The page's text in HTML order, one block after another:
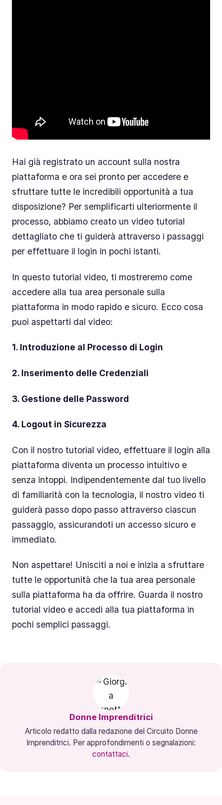
Hai già registrato un account sulla nostra
piattaforma e ora sei pronto per accedere e
sfruttare tutte le incredibili opportunità a tua
disposizione? Per semplificarti ulteriormente il
processo, abbiamo creato un video tutorial
dettagliato che ti guiderà attraverso i passaggi
per effettuare il login in pochi istanti.
In questo tutorial video, ti mostreremo come
accedere alla tua area personale sulla
piattaforma in modo rapido e sicuro. Ecco cosa
puoi aspettarti dal video:
1. Introduzione al Processo di Login
2. Inserimento delle Credenziali
3. Gestione delle Password
4. Logout in Sicurezza
Con il nostro tutorial video, effettuare il login alla
piattaforma diventa un processo intuitivo e
senza intoppi. Indipendentemente dal tuo livello
di familiarità con la tecnologia, il nostro video ti
guiderà passo dopo passo attraverso ciascun
passaggio, assicurandoti un accesso sicuro e
immediato.
Non aspettare! Unisciti a noi e inizia a sfruttare
tutte le opportunità che la tua area personale
sulla piattaforma ha da offrire. Guarda il nostro
tutorial video e accedi alla tua piattaforma in
pochi semplici passaggi.
Donne Imprenditrici
Articolo redatto dalla redazione del Circuito Donne
Imprenditrici. Per approfondimenti o segnalazioni:
contattaci.